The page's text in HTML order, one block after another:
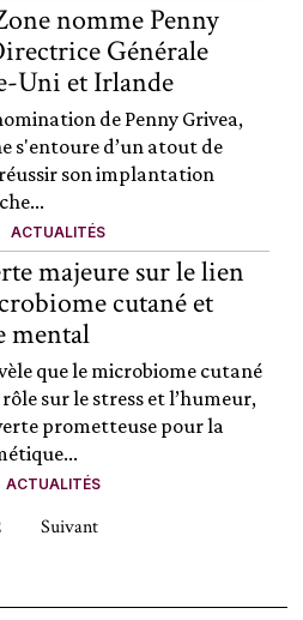
nomme Penny
Générale
Uni et Irlande
de Penny Grivea,
s'entoure d’un atout de
son implantation
ACTUALITÉS
majeure sur le lien
cutané et
mental
que le microbiome cutané
sur le stress et l’humeur,
prometteuse pour la
ACTUALITÉS
Suivant